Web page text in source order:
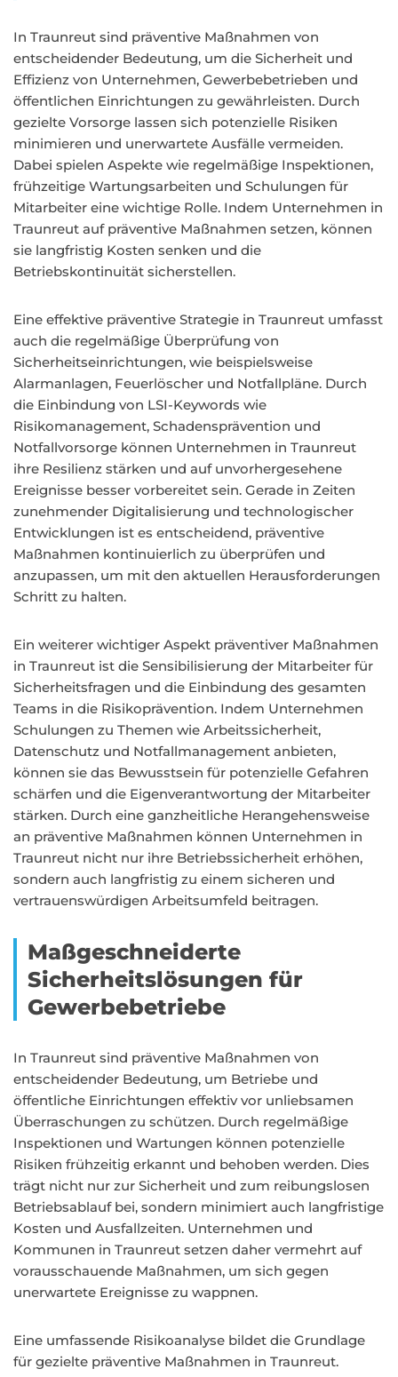
In Traunreut sind präventive Maßnahmen von
entscheidender Bedeutung, um die Sicherheit und
Effizienz von Unternehmen, Gewerbebetrieben und
öffentlichen Einrichtungen zu gewährleisten. Durch
gezielte Vorsorge lassen sich potenzielle Risiken
minimieren und unerwartete Ausfälle vermeiden.
Dabei spielen Aspekte wie regelmäßige Inspektionen,
frühzeitige Wartungsarbeiten und Schulungen für
Mitarbeiter eine wichtige Rolle. Indem Unternehmen in
Traunreut auf präventive Maßnahmen setzen, können
sie langfristig Kosten senken und die
Betriebskontinuität sicherstellen.
Eine effektive präventive Strategie in Traunreut umfasst
auch die regelmäßige Überprüfung von
Sicherheitseinrichtungen, wie beispielsweise
Alarmanlagen, Feuerlöscher und Notfallpläne. Durch
die Einbindung von LSI-Keywords wie
Risikomanagement, Schadensprävention und
Notfallvorsorge können Unternehmen in Traunreut
ihre Resilienz stärken und auf unvorhergesehene
Ereignisse besser vorbereitet sein. Gerade in Zeiten
zunehmender Digitalisierung und technologischer
Entwicklungen ist es entscheidend, präventive
Maßnahmen kontinuierlich zu überprüfen und
anzupassen, um mit den aktuellen Herausforderungen
Schritt zu halten.
Ein weiterer wichtiger Aspekt präventiver Maßnahmen
in Traunreut ist die Sensibilisierung der Mitarbeiter für
Sicherheitsfragen und die Einbindung des gesamten
Teams in die Risikoprävention. Indem Unternehmen
Schulungen zu Themen wie Arbeitssicherheit,
Datenschutz und Notfallmanagement anbieten,
können sie das Bewusstsein für potenzielle Gefahren
schärfen und die Eigenverantwortung der Mitarbeiter
stärken. Durch eine ganzheitliche Herangehensweise
an präventive Maßnahmen können Unternehmen in
Traunreut nicht nur ihre Betriebssicherheit erhöhen,
sondern auch langfristig zu einem sicheren und
vertrauenswürdigen Arbeitsumfeld beitragen.
Maßgeschneiderte
Sicherheitslösungen für
Gewerbebetriebe
In Traunreut sind präventive Maßnahmen von
entscheidender Bedeutung, um Betriebe und
öffentliche Einrichtungen effektiv vor unliebsamen
Überraschungen zu schützen. Durch regelmäßige
Inspektionen und Wartungen können potenzielle
Risiken frühzeitig erkannt und behoben werden. Dies
trägt nicht nur zur Sicherheit und zum reibungslosen
Betriebsablauf bei, sondern minimiert auch langfristige
Kosten und Ausfallzeiten. Unternehmen und
Kommunen in Traunreut setzen daher vermehrt auf
vorausschauende Maßnahmen, um sich gegen
unerwartete Ereignisse zu wappnen.
Eine umfassende Risikoanalyse bildet die Grundlage
für gezielte präventive Maßnahmen in Traunreut.